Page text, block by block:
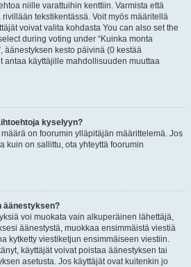
niille varattuihin kenttiin. Varmista että
tekstikentässä. Voit myös määritellä
voivat valita kohdasta You can also set the
during voting under “Kuinka monta
äänestyksen kesto päivinä (0 kestää
antaa käyttäjille mahdollisuuden muuttaa
kyselyyn?
on foorumin ylläpitäjän määrittelemä. Jos
kuin on sallittu, ota yhteyttä foorumin
äänestyksen?
voi muokata vain alkuperäinen lähettäjä,
äänestystä, muokkaa ensimmäistä viestiä
kytketty viestiketjun ensimmäiseen viestiin.
käyttäjät voivat poistaa äänestyksen tai
asetusta. Jos käyttäjät ovat kuitenkin jo